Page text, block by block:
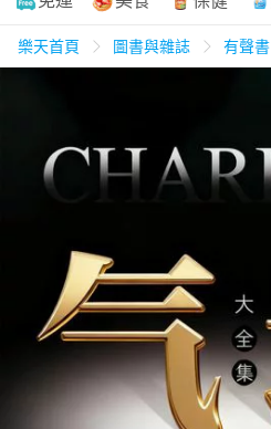
女裝 男裝
日本購物 電子/紙本書
HOT
樂天首頁 圖書與雜誌 有聲書